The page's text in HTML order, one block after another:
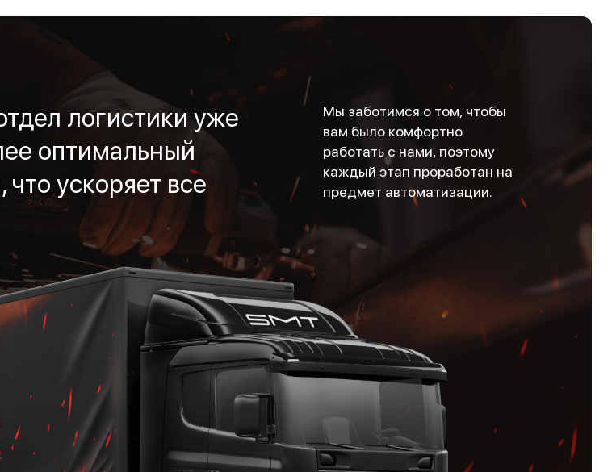
логистики уже
оптимальный
ускоряет все
Мы заботимся о том, чтобы
вам было комфортно
работать с нами, поэтому
каждый этап проработан на
предмет автоматизации.